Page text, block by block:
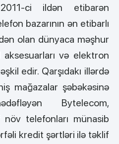
ci ildən etibarən
bazarının ən etibarlı
olan dünyaca məşhur
və elektron
edir. Qarşıdakı illərdə
mağazalar şəbəkəsinə
Bytelecom,
telefonları münasib
kredit şərtləri ilə təklif